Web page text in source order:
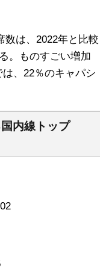
数は、2022年と比較
。ものすごい増加
、22％のキャパシ
内線トップ